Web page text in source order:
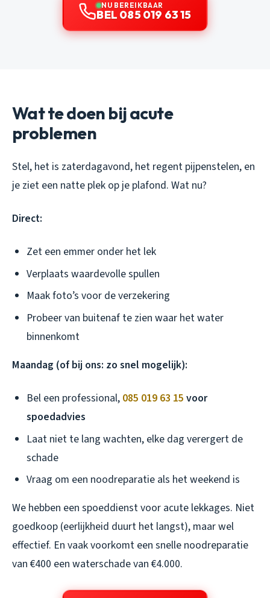
NU BEREIKBAAR
BEL 085 019 63 15
Wat te doen bij acute
problemen
Stel, het is zaterdagavond, het regent pijpenstelen, en
je ziet een natte plek op je plafond. Wat nu?
Direct:
Zet een emmer onder het lek
Verplaats waardevolle spullen
Maak foto’s voor de verzekering
Probeer van buitenaf te zien waar het water
binnenkomt
Maandag (of bij ons: zo snel mogelijk):
Bel een professional, 085 019 63 15 voor
spoedadvies
Laat niet te lang wachten, elke dag verergert de
schade
Vraag om een noodreparatie als het weekend is
We hebben een spoeddienst voor acute lekkages. Niet
goedkoop (eerlijkheid duurt het langst), maar wel
effectief. En vaak voorkomt een snelle noodreparatie
van €400 een waterschade van €4.000.